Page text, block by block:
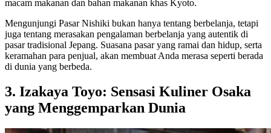
macam makanan dan bahan makanan khas Kyoto.
Mengunjungi Pasar Nishiki bukan hanya tentang berbelanja, tetapi
juga tentang merasakan pengalaman berbelanja yang autentik di
pasar tradisional Jepang. Suasana pasar yang ramai dan hidup, serta
keramahan para penjual, akan membuat Anda merasa seperti berada
di dunia yang berbeda.
3. Izakaya Toyo: Sensasi Kuliner Osaka
yang Menggemparkan Dunia